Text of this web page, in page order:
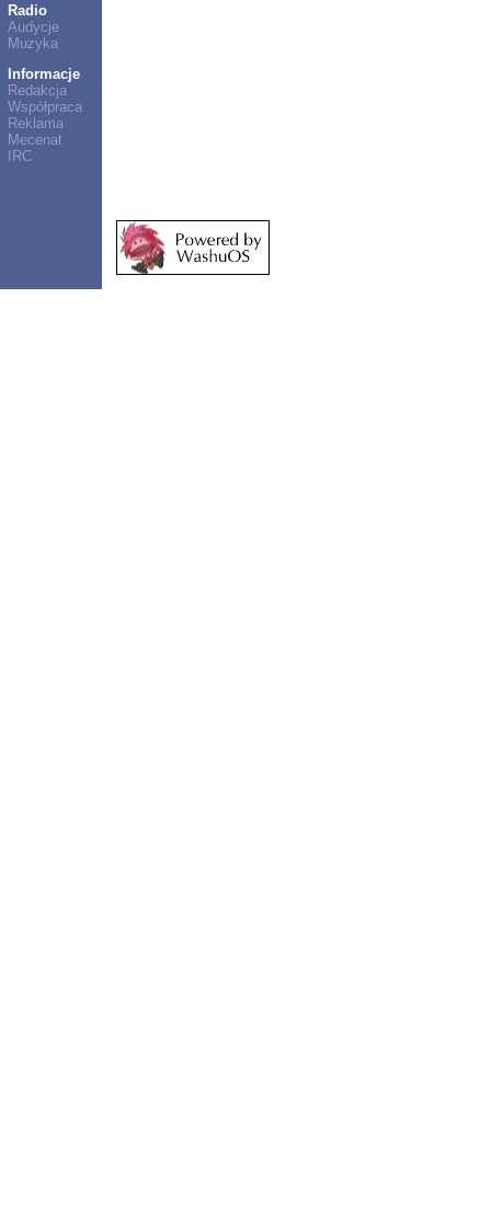
Radio
Audycje
Muzyka
Informacje
Redakcja
Współpraca
Reklama
Mecenat
IRC